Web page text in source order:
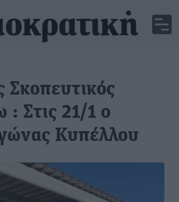
Σκοπευτικός
: Στις 21/1 ο
Κυπέλλου